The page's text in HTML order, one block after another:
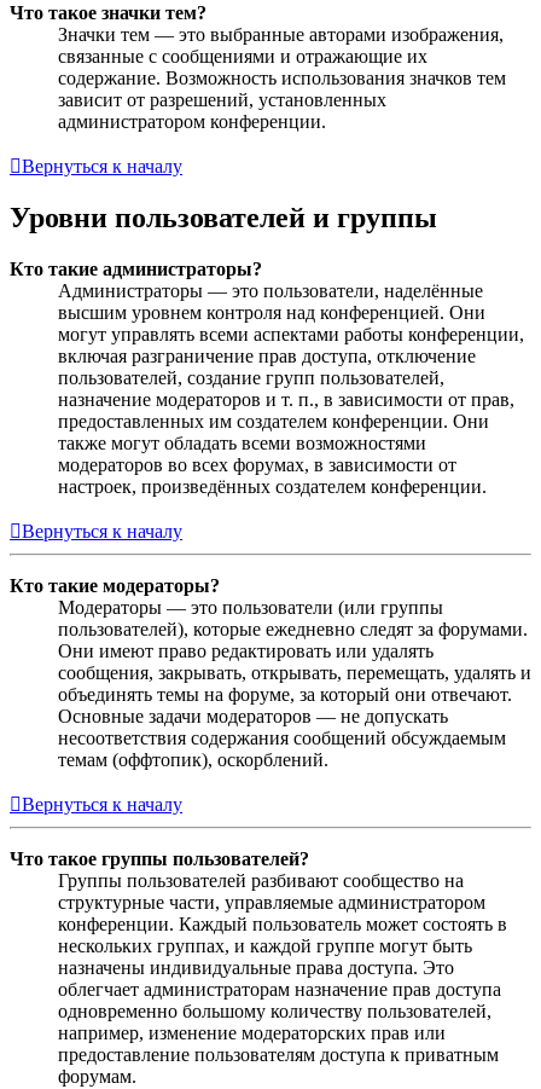
Что такое значки тем?
Значки тем — это выбранные авторами изображения,
связанные с сообщениями и отражающие их
содержание. Возможность использования значков тем
зависит от разрешений, установленных
администратором конференции.
Вернуться к началу
Уровни пользователей и группы
Кто такие администраторы?
Администраторы — это пользователи, наделённые
высшим уровнем контроля над конференцией. Они
могут управлять всеми аспектами работы конференции,
включая разграничение прав доступа, отключение
пользователей, создание групп пользователей,
назначение модераторов и т. п., в зависимости от прав,
предоставленных им создателем конференции. Они
также могут обладать всеми возможностями
модераторов во всех форумах, в зависимости от
настроек, произведённых создателем конференции.
Вернуться к началу
Кто такие модераторы?
Модераторы — это пользователи (или группы
пользователей), которые ежедневно следят за форумами.
Они имеют право редактировать или удалять
сообщения, закрывать, открывать, перемещать, удалять и
объединять темы на форуме, за который они отвечают.
Основные задачи модераторов — не допускать
несоответствия содержания сообщений обсуждаемым
темам (оффтопик), оскорблений.
Вернуться к началу
Что такое группы пользователей?
Группы пользователей разбивают сообщество на
структурные части, управляемые администратором
конференции. Каждый пользователь может состоять в
нескольких группах, и каждой группе могут быть
назначены индивидуальные права доступа. Это
облегчает администраторам назначение прав доступа
одновременно большому количеству пользователей,
например, изменение модераторских прав или
предоставление пользователям доступа к приватным
форумам.